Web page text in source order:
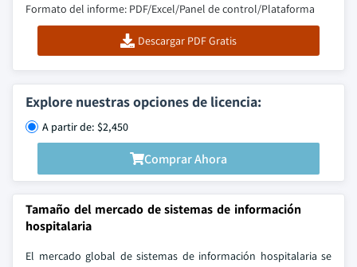
Formato del informe: PDF/Excel/Panel de control/Plataforma
Descargar PDF Gratis
Explore nuestras opciones de licencia:
A partir de: $2,450
Comprar Ahora
Tamaño del mercado de sistemas de información
hospitalaria
El mercado global de sistemas de información hospitalaria se